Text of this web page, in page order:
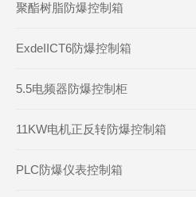
聚酯树脂防爆控制箱
ExdeIICT6防爆控制箱
5.5电频器防爆控制柜
11KW电机正反转防爆控制箱
PLC防爆仪表控制箱